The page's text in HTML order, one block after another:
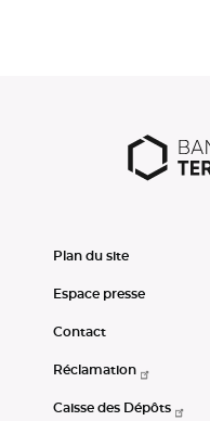
Plan du site
Espace presse
Contact
Réclamation
Caisse des Dépôts